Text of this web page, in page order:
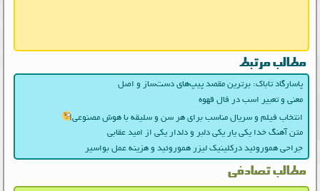
مطالب مرتبط
پاسارگاد تاباک: برترین مقصد پیپ‌های دست‌ساز و اصل
معنی و تعبیر اسب در فال قهوه
انتخاب فیلم و سریال مناسب برای هر سن و سلیقه با هوش مصنوعی
متن آهنگ خدا یکی یار یکی دلبر و دلدار یکی از امید عقابی
جراحی هموروئید درکلینیک لیزر هموروئید و هزینه عمل بواسیر
مطالب تصادفی